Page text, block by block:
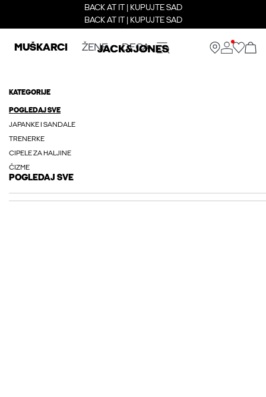
BACK AT IT | KUPUJTE SAD
BACK AT IT | KUPUJTE SAD
MUŠKARCI ŽENE DECA
KATEGORIJE
POGLEDAJ SVE
JAPANKE I SANDALE
TRENERKE
CIPELE ZA HALJINE
ČIZME
POGLEDAJ SVE